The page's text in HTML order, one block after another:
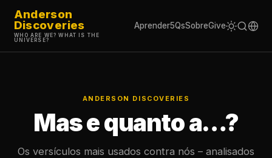
Anderson
Discoveries
WHO ARE WE? WHAT IS THE
UNIVERSE?
Aprender5QsSobreGive
ANDERSON DISCOVERIES
Mas e quanto a…?
Os versículos mais usados contra nós – analisados